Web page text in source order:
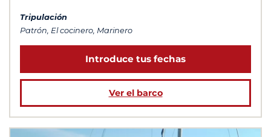
Tripulación
Patrón, El cocinero, Marinero
Introduce tus fechas
Ver el barco